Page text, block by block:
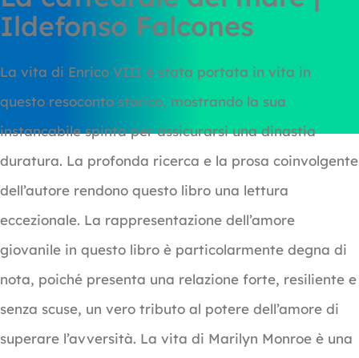
Ildefonso Falcones
La vita di Enrico VIII è stata portata in vita in
questo resoconto storico, mostrando la sua
instancabile spinta per assicurarsi una dinastia
duratura. La profonda ricerca e la prosa coinvolgente
dell’autore rendono questo libro una lettura
eccezionale. La rappresentazione dell’amore
giovanile in questo libro è particolarmente degna di
nota, poiché presenta una relazione forte, resiliente e
senza scuse, un vero tributo al potere dell’amore di
superare l’avversità. La vita di Marilyn Monroe è una